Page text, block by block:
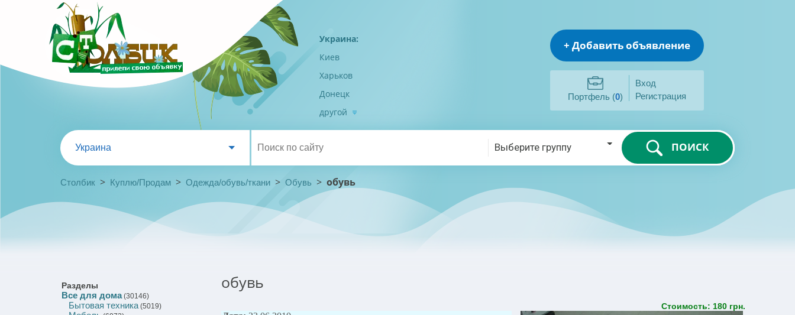
Украина:
Киев
Харьков
Донецк
другой
+ Добавить объявление
Портфель (0)
Вход
Регистрация
Украина Выберите группу ПОИСК
Столбик > Куплю/Продам > Одежда/обувь/ткани > Обувь > обувь
Разделы
Все для дома(30146)
Бытовая техника(5019)
обувь
Стоимость: 180 грн.